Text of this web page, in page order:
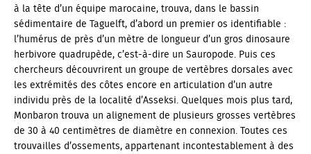
à la tête d’un équipe marocaine, trouva, dans le bassin
sédimentaire de Taguelft, d’abord un premier os identifiable :
l’humérus de près d’un mètre de longueur d’un gros dinosaure
herbivore quadrupède, c’est-à-dire un Sauropode. Puis ces
chercheurs découvrirent un groupe de vertèbres dorsales avec
les extrémités des côtes encore en articulation d’un autre
individu près de la localité d’Asseksi. Quelques mois plus tard,
Monbaron trouva un alignement de plusieurs grosses vertèbres
de 30 à 40 centimètres de diamètre en connexion. Toutes ces
trouvailles d’ossements, appartenant incontestablement à des